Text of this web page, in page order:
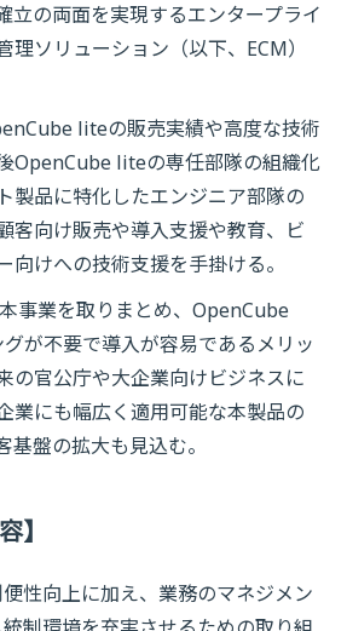
立の両面を実現するエンタープライ
理ソリューション（以下、ECM）
liteの販売実績や高度な技術
OpenCube liteの専任部隊の組織化
製品に特化したエンジニア部隊の
客向け販売や導入支援や教育、ビ
向けへの技術支援を手掛ける。
事業を取りまとめ、OpenCube
が不要で導入が容易であるメリッ
の官公庁や大企業向けビジネスに
業にも幅広く適用可能な本製品の
基盤の拡大も見込む。
】
性向上に加え、業務のマネジメン